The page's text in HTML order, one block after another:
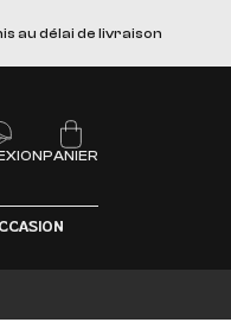
au délai de livraison
PANIER